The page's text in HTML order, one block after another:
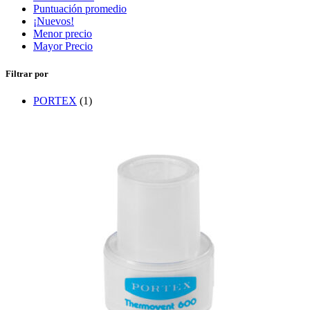
Puntuación promedio
¡Nuevos!
Menor precio
Mayor Precio
Filtrar por
PORTEX (1)